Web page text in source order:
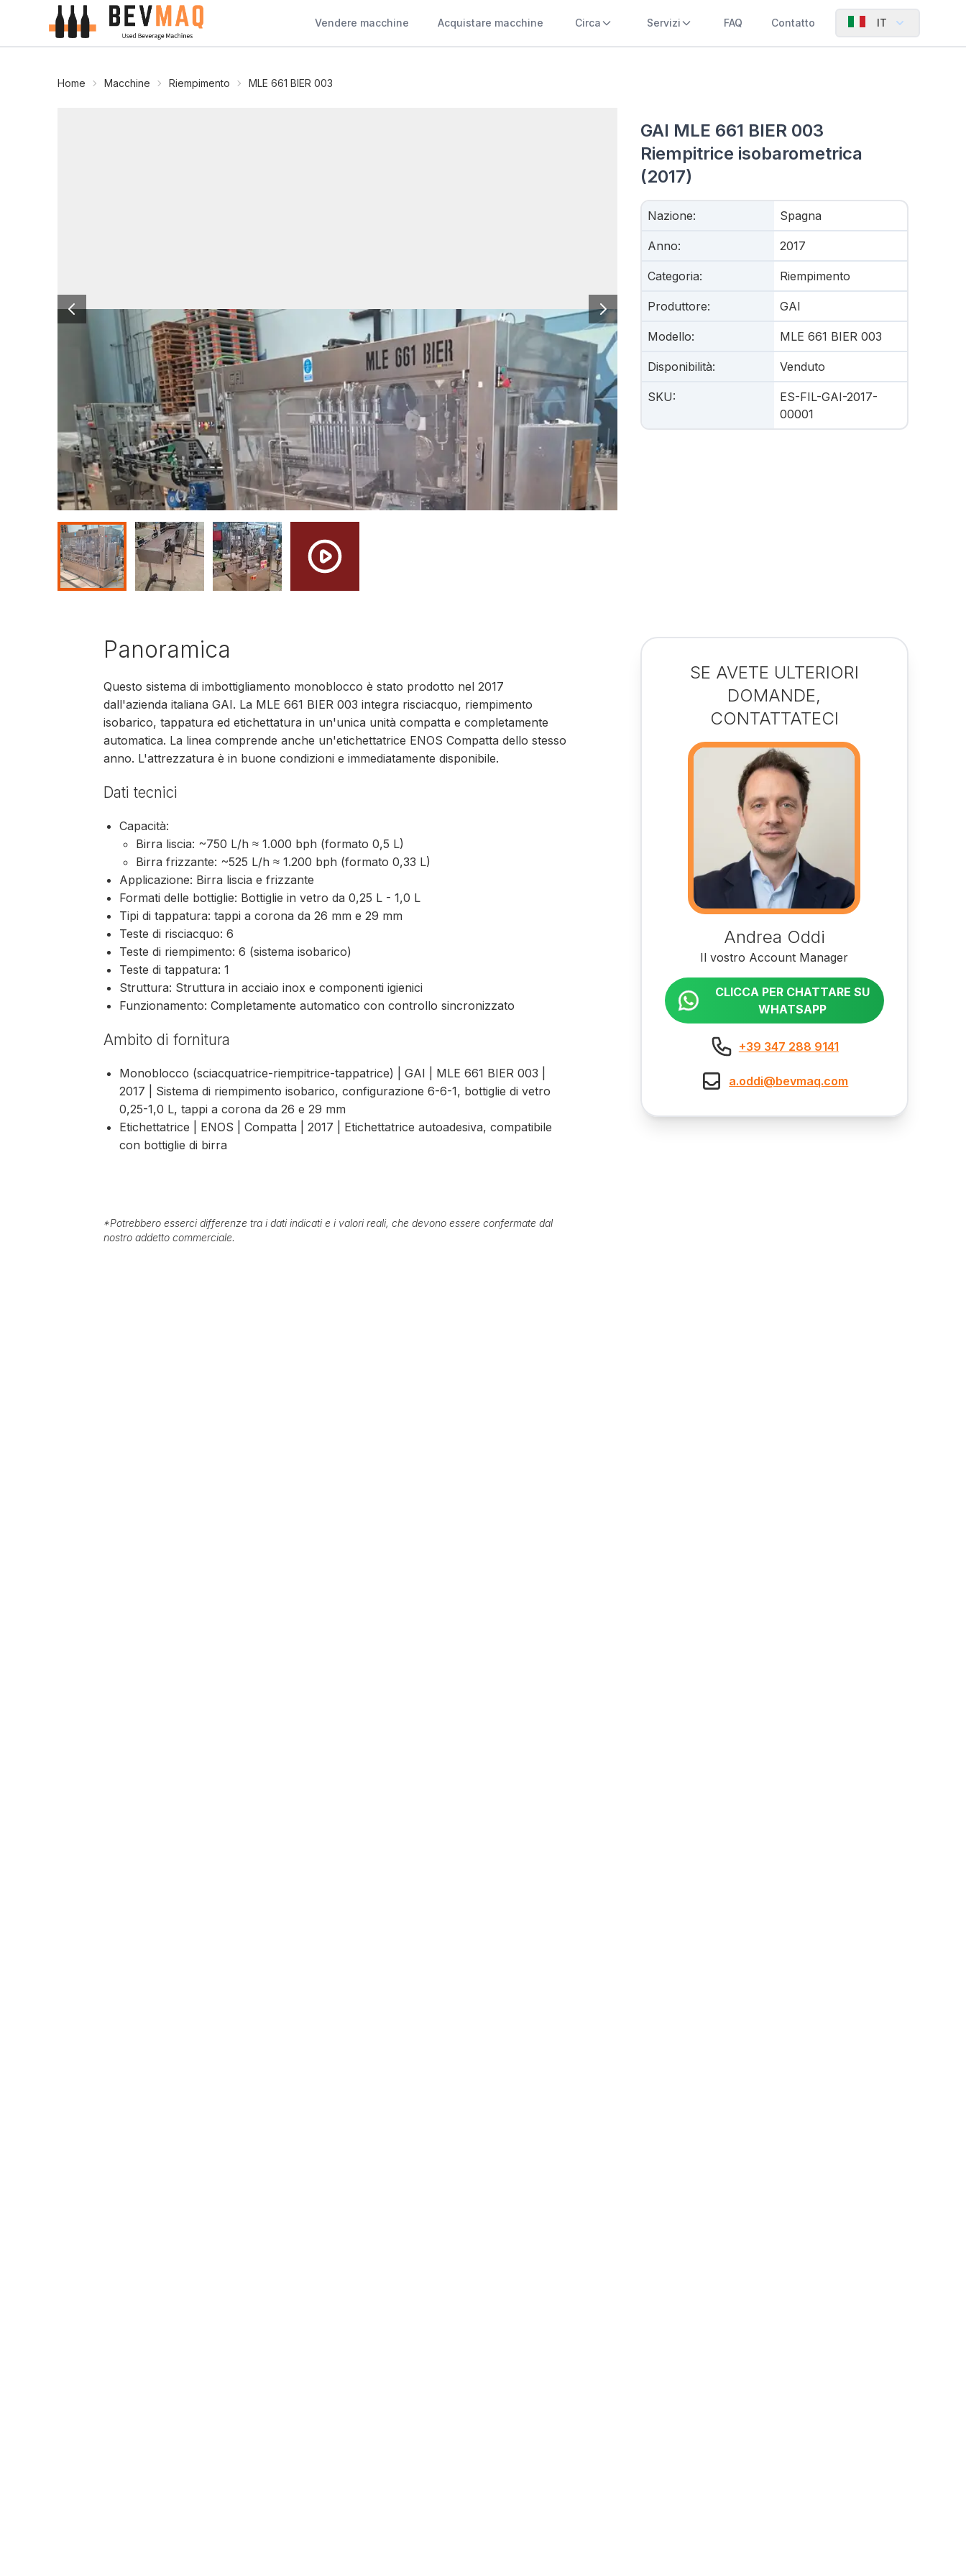
Vendere macchine Acquistare macchine Circa Servizi FAQ Contatto IT
Home Macchine Riempimento MLE 661 BIER 003
GAI MLE 661 BIER 003
Riempitrice isobarometrica
(2017)
Nazione: Spagna
Anno: 2017
Categoria: Riempimento
Produttore: GAI
Modello: MLE 661 BIER 003
Disponibilità: Venduto
SKU:
ES-FIL-GAI-2017-
00001
Panoramica
Questo sistema di imbottigliamento monoblocco è stato prodotto nel 2017
dall'azienda italiana GAI. La MLE 661 BIER 003 integra risciacquo, riempimento
isobarico, tappatura ed etichettatura in un'unica unità compatta e completamente
automatica. La linea comprende anche un'etichettatrice ENOS Compatta dello stesso
anno. L'attrezzatura è in buone condizioni e immediatamente disponibile.
Dati tecnici
Capacità:
Birra liscia: ~750 L/h ≈ 1.000 bph (formato 0,5 L)
Birra frizzante: ~525 L/h ≈ 1.200 bph (formato 0,33 L)
Applicazione: Birra liscia e frizzante
Formati delle bottiglie: Bottiglie in vetro da 0,25 L - 1,0 L
Tipi di tappatura: tappi a corona da 26 mm e 29 mm
Teste di risciacquo: 6
Teste di riempimento: 6 (sistema isobarico)
Teste di tappatura: 1
Struttura: Struttura in acciaio inox e componenti igienici
Funzionamento: Completamente automatico con controllo sincronizzato
Ambito di fornitura
Monoblocco (sciacquatrice-riempitrice-tappatrice) | GAI | MLE 661 BIER 003 |
2017 | Sistema di riempimento isobarico, configurazione 6-6-1, bottiglie di vetro
0,25-1,0 L, tappi a corona da 26 e 29 mm
Etichettatrice | ENOS | Compatta | 2017 | Etichettatrice autoadesiva, compatibile
con bottiglie di birra
*Potrebbero esserci differenze tra i dati indicati e i valori reali, che devono essere confermate dal
nostro addetto commerciale.
SE AVETE ULTERIORI
DOMANDE,
CONTATTATECI
Andrea Oddi
Il vostro Account Manager
CLICCA PER CHATTARE SU
WHATSAPP
+39 347 288 9141
a.oddi@bevmaq.com